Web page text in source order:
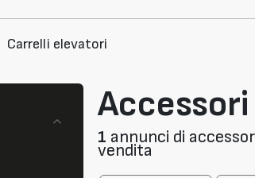
Carrelli elevatori
1 annunci di
vendita